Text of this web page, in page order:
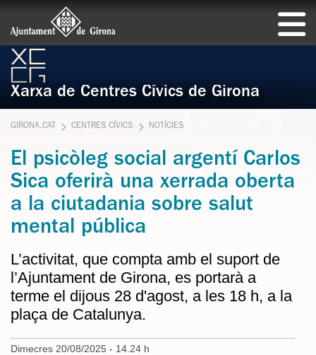
Xarxa de Centres Cívics de Girona
GIRONA.CAT CENTRES CÍVICS NOTÍCIES
El psicòleg social argentí Carlos
Sica oferirà una xerrada oberta
a la ciutadania sobre salut
mental pública
L’activitat, que compta amb el suport de
l’Ajuntament de Girona, es portarà a
terme el dijous 28 d'agost, a les 18 h, a la
plaça de Catalunya.
Dimecres 20/08/2025 - 14.24 h